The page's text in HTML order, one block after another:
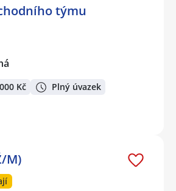
týmu
Kč Plný úvazek
M)